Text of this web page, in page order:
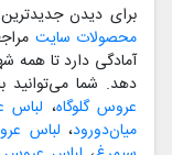
برای دیدن
محصولات سایت
آمادگی دارد تا همه
دهد. شما می‌توانید
عروس گلوگاه، لباس
میان‌دورود، لباس